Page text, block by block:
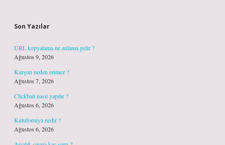
Son Yazılar
URL kopyalama ne anlama gelir ?
Ağustos 9, 2026
Kurşun neden erimez ?
Ağustos 7, 2026
Clickbait nasıl yapılır ?
Ağustos 6, 2026
Kuluforniya nedir ?
Ağustos 6, 2026